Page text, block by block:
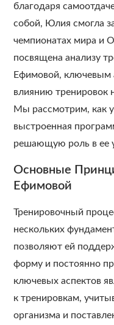
благодаря
собой, Юлия смогла
чемпионатах мира и
посвящена анализу
Ефимовой, ключевым
влиянию тренировок
Мы рассмотрим, как
выстроенная
решающую роль в ее
Основные
Ефимовой
Тренировочный
нескольких
позволяют ей
форму и постоянно
ключевых аспектов
к тренировкам,
организма и